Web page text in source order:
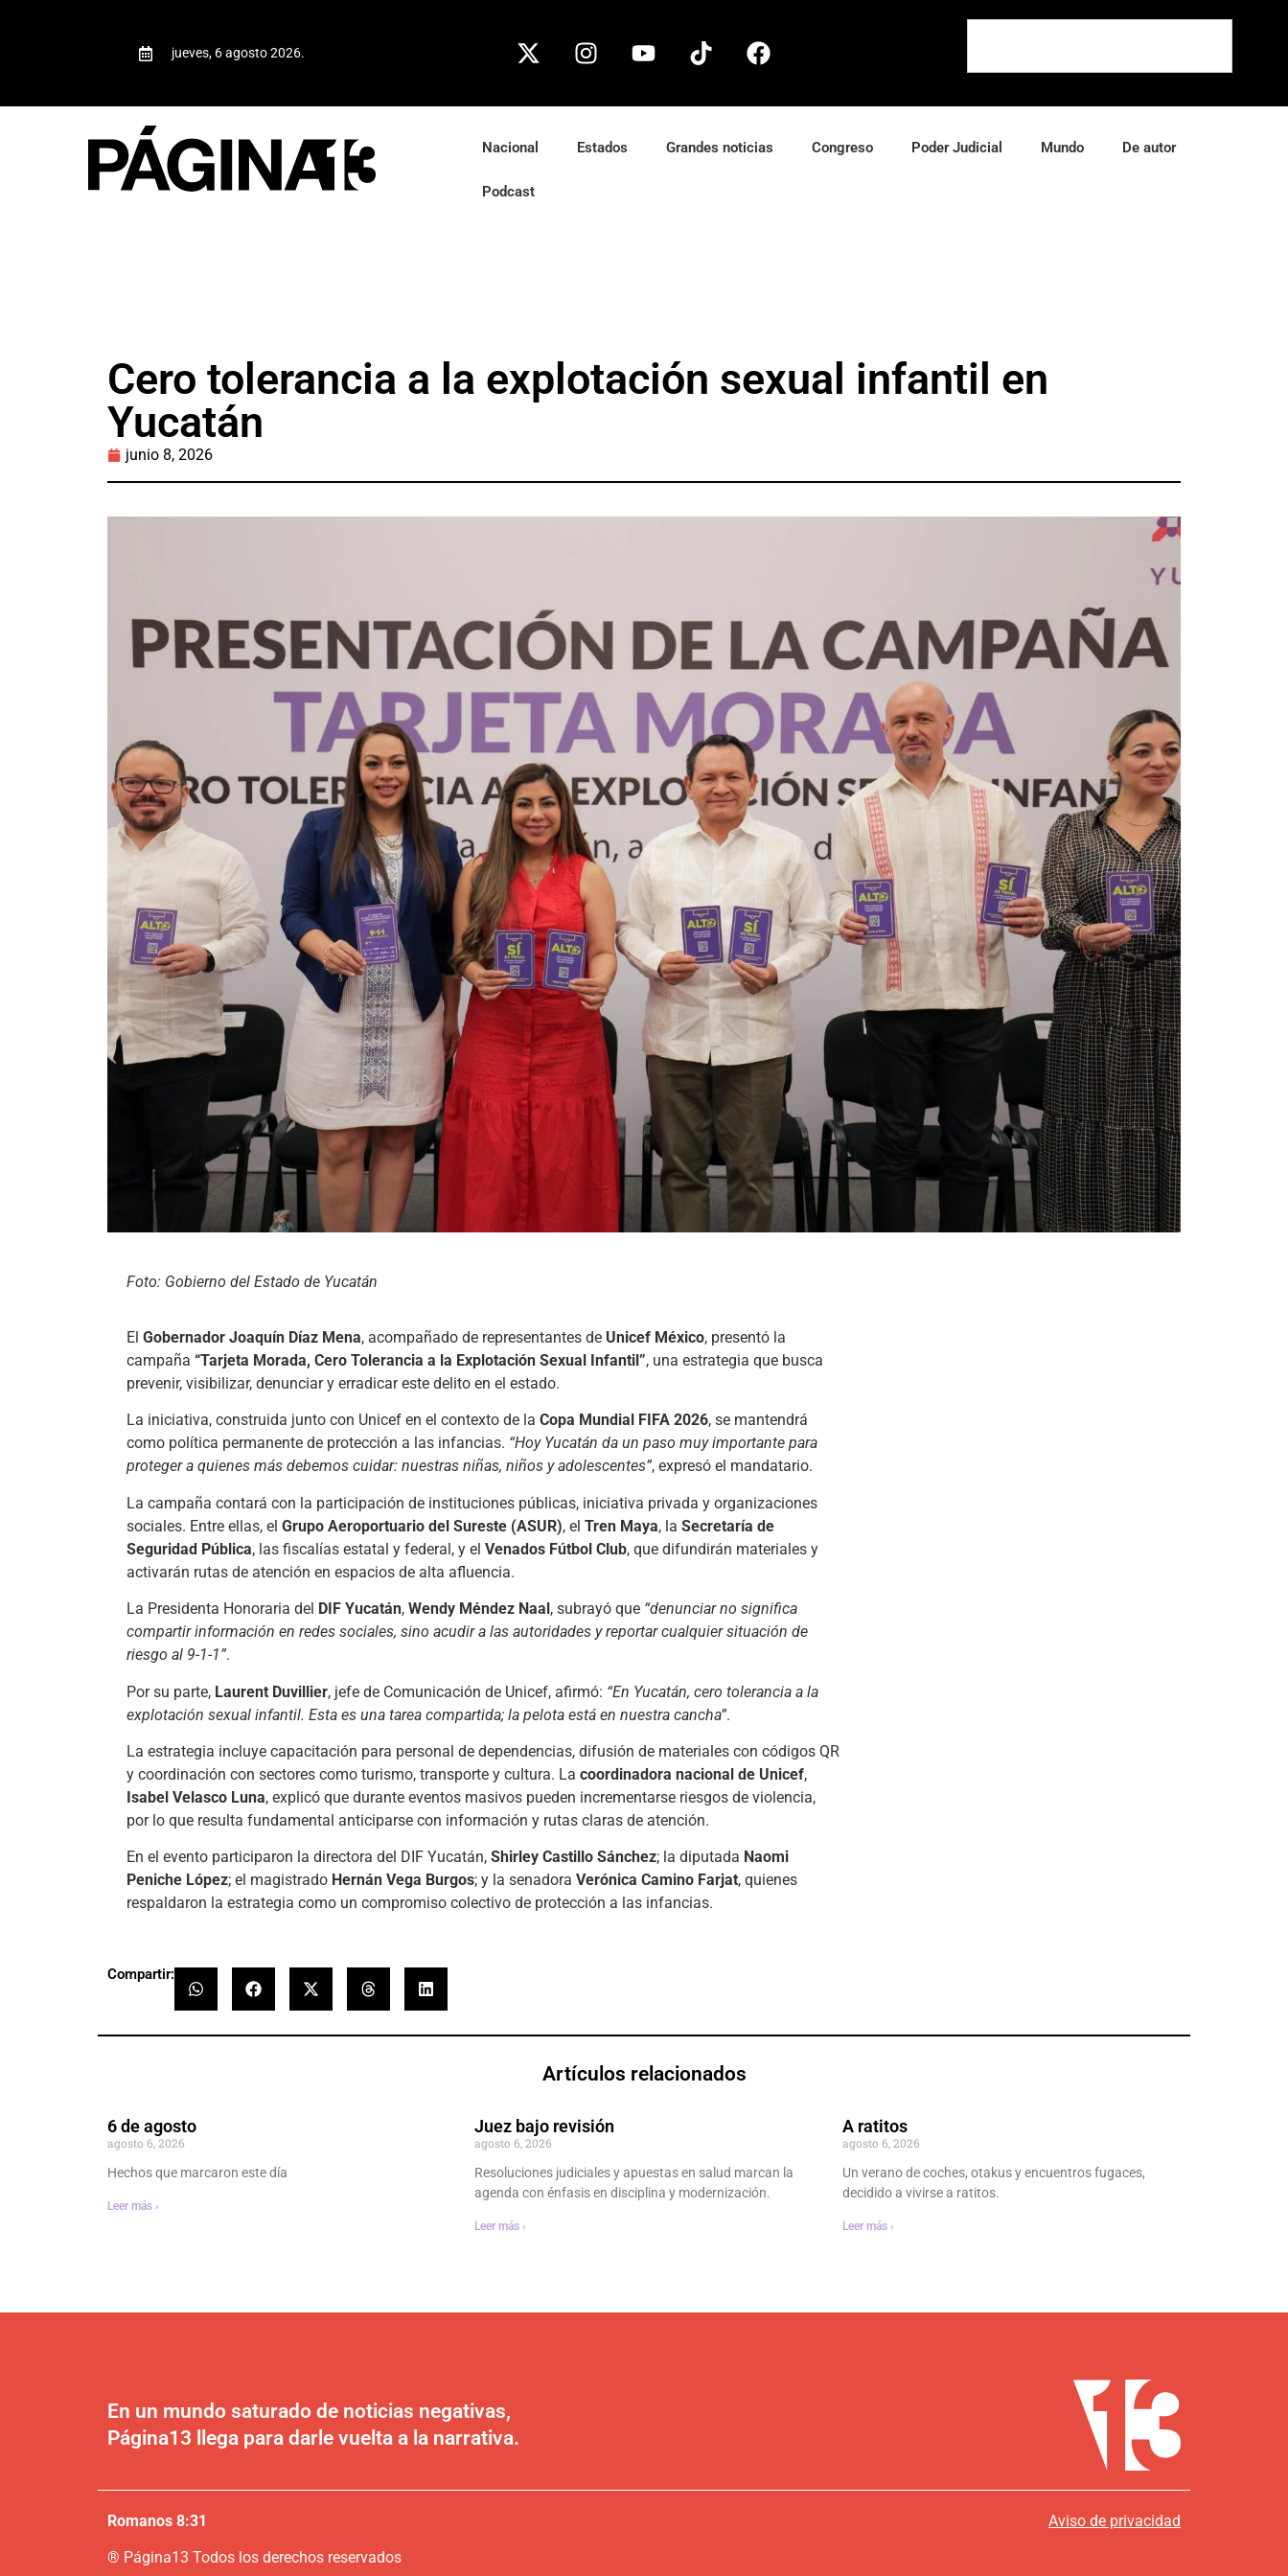
jueves, 6 agosto 2026.
Nacional Estados Grandes noticias Congreso Poder Judicial Mundo De autor
Podcast
Cero tolerancia a la explotación sexual infantil en
Yucatán
junio 8, 2026
Foto: Gobierno del Estado de Yucatán
El Gobernador Joaquín Díaz Mena, acompañado de representantes de Unicef México, presentó la
campaña “Tarjeta Morada, Cero Tolerancia a la Explotación Sexual Infantil”, una estrategia que busca
prevenir, visibilizar, denunciar y erradicar este delito en el estado.
La iniciativa, construida junto con Unicef en el contexto de la Copa Mundial FIFA 2026, se mantendrá
como política permanente de protección a las infancias. “Hoy Yucatán da un paso muy importante para
proteger a quienes más debemos cuidar: nuestras niñas, niños y adolescentes”, expresó el mandatario.
La campaña contará con la participación de instituciones públicas, iniciativa privada y organizaciones
sociales. Entre ellas, el Grupo Aeroportuario del Sureste (ASUR), el Tren Maya, la Secretaría de
Seguridad Pública, las fiscalías estatal y federal, y el Venados Fútbol Club, que difundirán materiales y
activarán rutas de atención en espacios de alta afluencia.
La Presidenta Honoraria del DIF Yucatán, Wendy Méndez Naal , subrayó que “denunciar no significa
compartir información en redes sociales, sino acudir a las autoridades y reportar cualquier situación de
riesgo al 9-1-1”.
Por su parte, Laurent Duvillier, jefe de Comunicación de Unicef, afirmó: “En Yucatán, cero tolerancia a la
explotación sexual infantil. Esta es una tarea compartida; la pelota está en nuestra cancha”.
La estrategia incluye capacitación para personal de dependencias, difusión de materiales con códigos QR
y coordinación con sectores como turismo, transporte y cultura. La coordinadora nacional de Unicef,
Isabel Velasco Luna, explicó que durante eventos masivos pueden incrementarse riesgos de violencia,
por lo que resulta fundamental anticiparse con información y rutas claras de atención.
En el evento participaron la directora del DIF Yucatán, Shirley Castillo Sánchez; la diputada Naomi
Peniche López; el magistrado Hernán Vega Burgos; y la senadora Verónica Camino Farjat, quienes
respaldaron la estrategia como un compromiso colectivo de protección a las infancias.
Compartir:
Artículos relacionados
6 de agosto
agosto 6, 2026
Hechos que marcaron este día
Leer más ›
Juez bajo revisión
agosto 6, 2026
Resoluciones judiciales y apuestas en salud marcan la
agenda con énfasis en disciplina y modernización.
Leer más ›
A ratitos
agosto 6, 2026
Un verano de coches, otakus y encuentros fugaces,
decidido a vivirse a ratitos.
Leer más ›
En un mundo saturado de noticias negativas,
Página13 llega para darle vuelta a la narrativa.
Romanos 8:31
® Página13 Todos los derechos reservados
Aviso de privacidad